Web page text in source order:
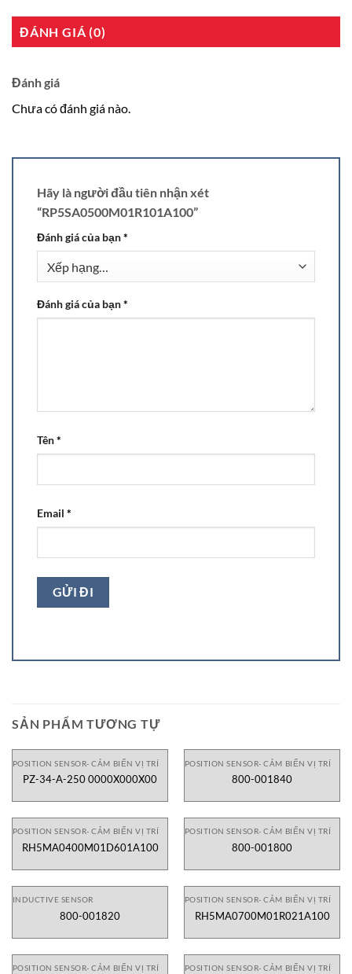
ĐÁNH GIÁ (0)
Đánh giá
Chưa có đánh giá nào.
Hãy là người đầu tiên nhận xét
“RP5SA0500M01R101A100”
Đánh giá của bạn*
Đánh giá của bạn*
Tên*
Email *
SẢN PHẨM TƯƠNG TỰ
POSITION SENSOR- CẢM BIẾN VỊ TRÍ
PZ-34-A-250 0000X000X00
POSITION SENSOR- CẢM BIẾN VỊ TRÍ
800-001840
POSITION SENSOR- CẢM BIẾN VỊ TRÍ
RH5MA0400M01D601A100
POSITION SENSOR- CẢM BIẾN VỊ TRÍ
800-001800
INDUCTIVE SENSOR
800-001820
POSITION SENSOR- CẢM BIẾN VỊ TRÍ
RH5MA0700M01R021A100
POSITION SENSOR- CẢM BIẾN VỊ TRÍ POSITION SENSOR- CẢM BIẾN VỊ TRÍ